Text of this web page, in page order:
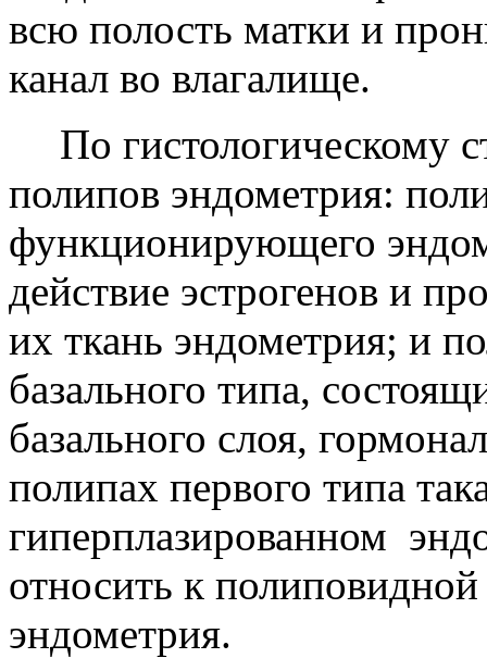
всю полость матки и
канал во влагалище.
По гистологическому
полипов эндометрия:
функционирующего
действие эстрогенов и
их ткань эндометрия; и
базального типа,
базального слоя,
полипах первого типа
гиперплазированном
относить к
эндометрия.